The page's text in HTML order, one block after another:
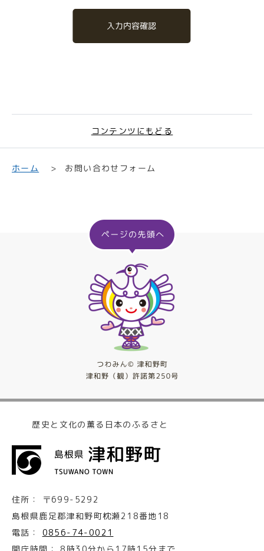
入力内容確認
コンテンツにもどる
ホーム お問い合わせフォーム
歴史と文化の薫る日本のふるさと
住所：
〒699-5292
島根県鹿足郡津和野町枕瀬218番地18
電話：
0856-74-0021